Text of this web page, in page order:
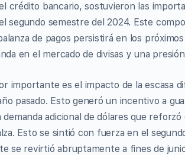
crédito bancario, sostuvieron las
segundo semestre del 2024. Este
de pagos persistirá en los
en el mercado de divisas y una
importante es el impacto de la escasa
pasado. Esto generó un incentivo a
adicional de dólares que
Esto se sintió con fuerza en el
se revirtió abruptamente a fines de